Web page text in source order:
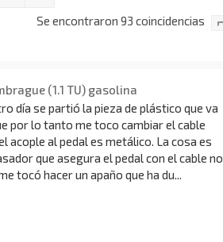
Se encontraron 93 coincidencias
(1.1 TU) gasolina
día se partió la pieza de plástico que va
por lo tanto me toco cambiar el cable
acople al pedal es metálico. La cosa es
que asegura el pedal con el cable no
tocó hacer un apaño que ha du...